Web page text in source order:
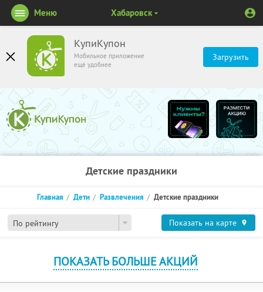
КупиКупон
Мобильное приложение
ещё удобнее
Загрузить
Меню Хабаровск
Детские праздники
По рейтингу
Главная Дети Развлечения Детские праздники
Показать на карте
ПОКАЗАТЬ БОЛЬШЕ АКЦИЙ